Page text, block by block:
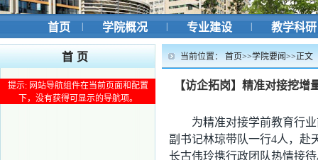
首页 学院概况 专业建设 教学科
首页
提示: 网站导航组件在当前页面和配置
下，没有获得可显示的导航项。
当前位置： 首页>>学院要闻>>正文
【访企拓岗】精准对接挖
为精准对接学前教育行
副书记林琼带队一行4人，赴
长古伟玲携行政团队热情接